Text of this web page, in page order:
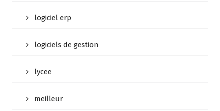
logiciel erp
logiciels de gestion
lycee
meilleur